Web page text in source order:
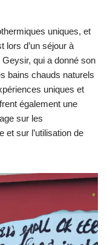
uniques, et
lors d’un séjour à
qui a donné son
bains chauds naturels
uniques et
également une
sur les
et sur l’utilisation de